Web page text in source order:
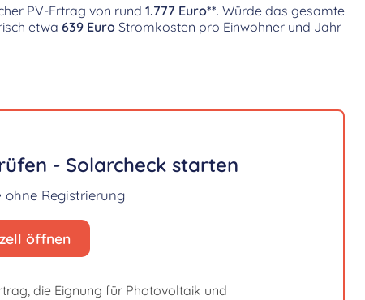
PV-Ertrag von rund 1.777 Euro**. Würde das gesamte
etwa 639 Euro Stromkosten pro Einwohner und Jahr
- Solarcheck starten
ohne Registrierung
öffnen
die Eignung für Photovoltaik und